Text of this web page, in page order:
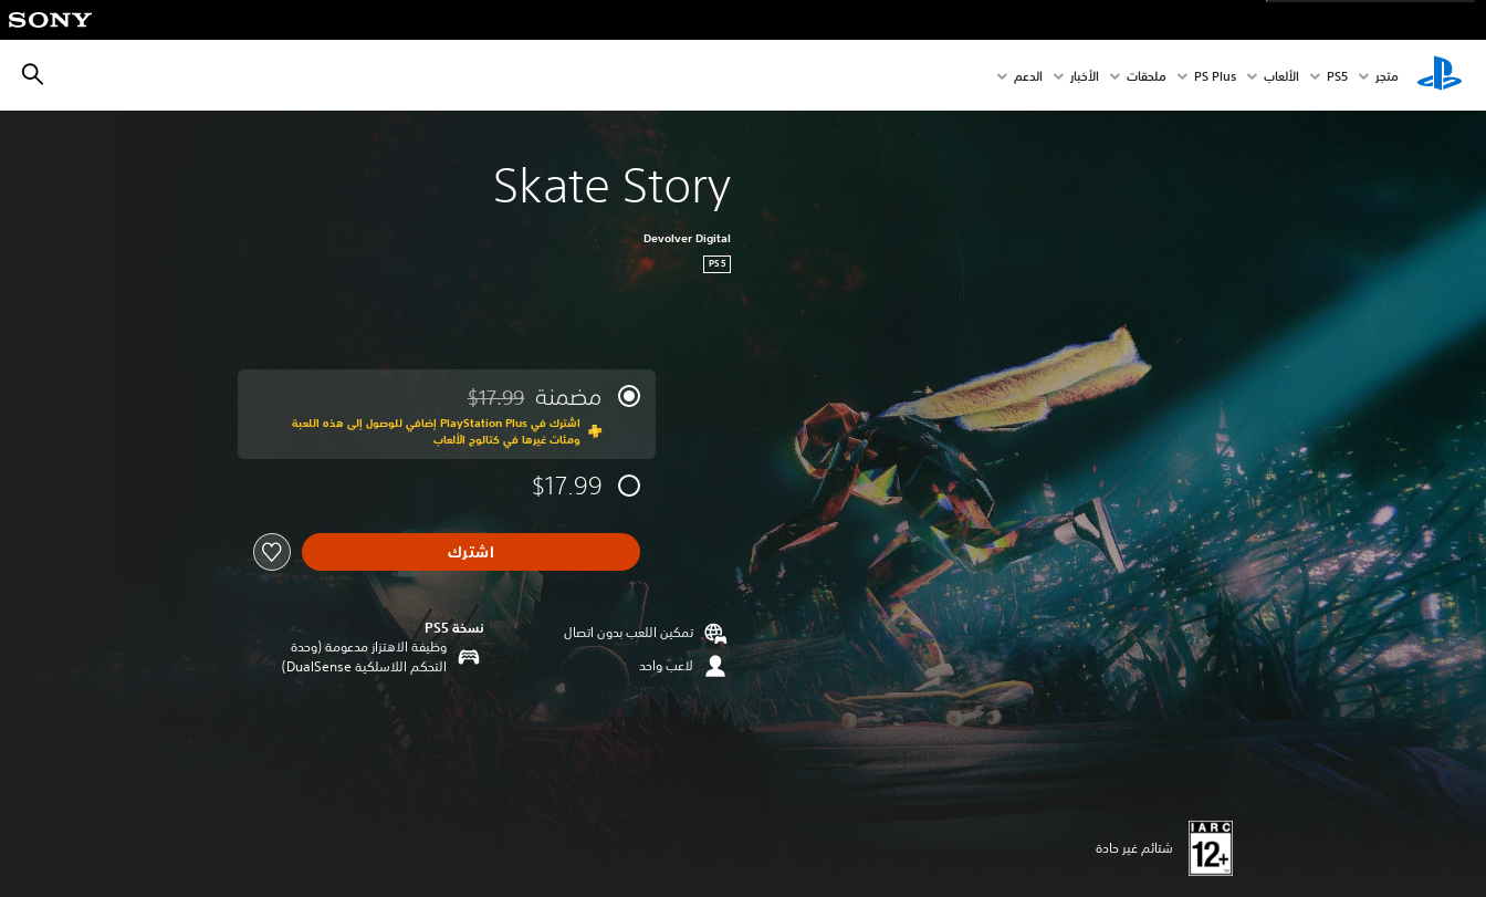
متجر PS5‏ الألعاب PS Plus ملحقات الأخبار الدعم
Skate Story
Devolver Digital
PS5
مضمنة مخصوم من السعر الأصلي البالغ $17.99‏
$17.99
اشترك في PlayStation Plus إضافي للوصول إلى هذه اللعبة
ومئات غيرها في كتالوج الألعاب
$17.99
اشترك
تمكين اللعب بدون اتصال
لاعب واحد
نسخة PS5‏
وظيفة الاهتزاز مدعومة (وحدة
التحكم اللاسلكية DualSense‏)
شتائم غير حادة